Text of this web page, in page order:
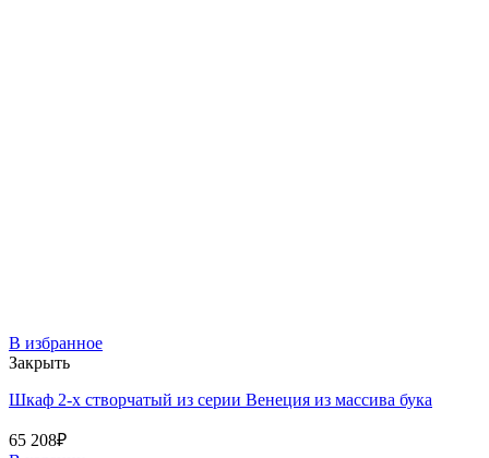
В избранное
Закрыть
Шкаф 2-х створчатый из серии Венеция из массива бука
65 208₽